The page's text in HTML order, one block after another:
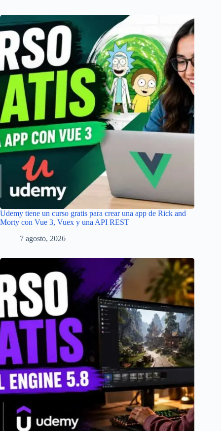
Udemy tiene un curso gratis para crear una app de Rick and
Morty con Vue 3, Vuex y una API REST
7 agosto, 2026